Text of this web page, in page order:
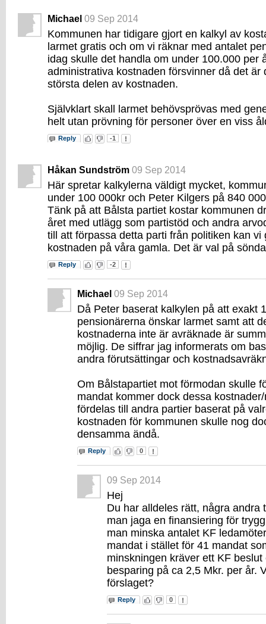
Michael 09 Sep 2014
Kommunen har tidigare gjort en kalkyl av
larmet gratis och om vi räknar med antalet
idag skulle det handla om under 100.000 per
administrativa kostnaden försvinner då det är
största delen av kostnaden.
Självklart skall larmet behövsprövas med
helt utan prövning för personer över en viss
Reply -1
Håkan Sundström 09 Sep 2014
Här spretar kalkylerna väldigt mycket,
under 100 000kr och Peter Kilgers på 840
Tänk på att Bålsta partiet kostar kommunen
året med utlägg som partistöd och andra
till att förpassa detta parti från politiken kan vi
kostnaden på våra gamla. Det är val på
Reply -2
Michael 09 Sep 2014
Då Peter baserat kalkylen på att exakt
pensionärerna önskar larmet samt att
kostnaderna inte är avräknade är
möjlig. De siffrar jag informerats om
andra förutsättingar och
Om Bålstapartiet mot förmodan skulle
mandat kommer dock dessa
fördelas till andra partier baserat på
kostnaden för kommunen skulle nog
densamma ändå.
Reply 0
09 Sep 2014
Hej
Du har alldeles rätt, några andra
man jaga en finansiering för
man minska antalet KF
mandat i stället för 41 mandat
minskningen kräver ett KF
besparing på ca 2,5 Mkr. per år.
förslaget?
Reply 0